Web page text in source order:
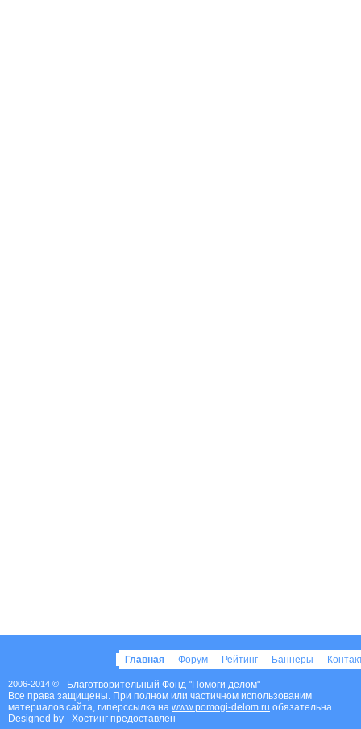
Главная Форум Рейтинг Баннеры
2006-2014 ©
Благотворительный Фонд "Помоги делом"
Все права защищены. При полном или частичном использованим
материалов сайта, гиперссылка на www.pomogi-delom.ru обязательна.
Designed by - Хостинг предоставлен